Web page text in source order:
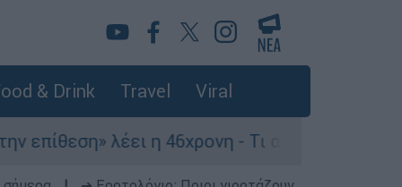
& Drink Travel Viral
λέει η 46χρονη - Τι αποκάλυψε στους